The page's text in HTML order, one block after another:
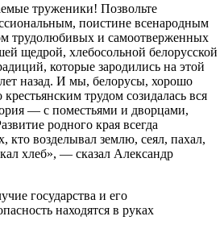
труженики! Позвольте
поистине всенародным
трудолюбивых и самоотверженных
щедрой, хлебосольной белорусской
которые зародились на этой
назад. И мы, белорусы, хорошо
трудом созидалась вся
— с поместьями и дворцами,
родного края всегда
кто возделывал землю, сеял, пахал,
хлеб», — сказал Александр